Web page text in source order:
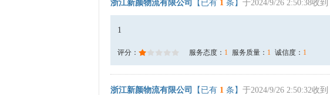
浙江新颜物流有限公司 【已有 1 条】 于2024/9/26 2:50:38收到
1
评分： 服务态度： 1 服务质量： 1 诚信度： 1
浙江新颜物流有限公司 【已有 1 条】 于2024/9/26 2:50:32收到